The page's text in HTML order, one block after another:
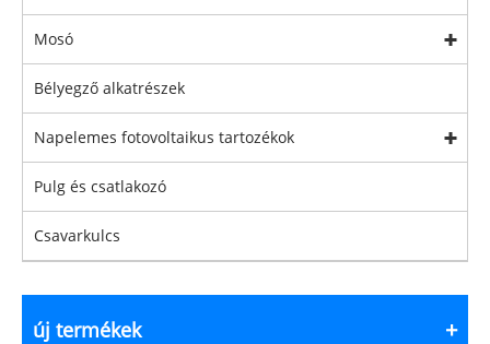
Mosó
Bélyegző alkatrészek
Napelemes fotovoltaikus tartozékok
Pulg és csatlakozó
Csavarkulcs
új termékek